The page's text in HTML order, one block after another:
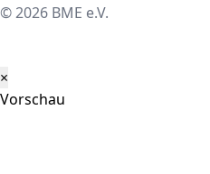
© 2026 BME e.V.
×
Vorschau